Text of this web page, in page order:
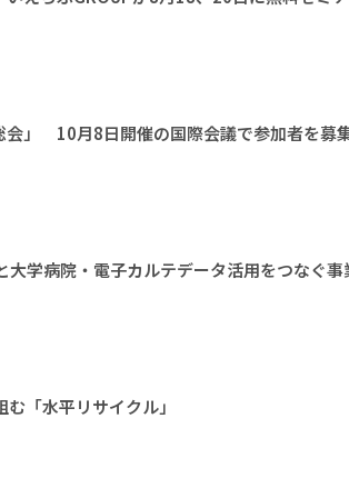
」 10月8日開催の国際会議で参加者を募
学病院・電子カルテデータ活用をつなぐ事
「水平リサイクル」